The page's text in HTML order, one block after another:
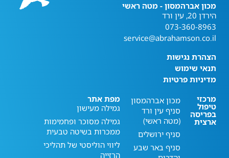
מכון אברהמסון - מטה ראשי
הירדן 20, עין ורד
073-360-8963
service@abrahamson.co.il
הצהרת נגישות
תנאי שימוש
מדיניות פרטיות
מרכזי
טיפול
בפריסה
ארצית
מכון אברהמסון
סניף עין ורד
(מטה ראשי)
סניף ירושלים
סניף באר שבע
מפת אתר
גמילה מעישון
גמילה מסוכר ופחמימות
ממכרות בשיטה טבעית
ליווי הוליסטי של תהליכי
הרזייה